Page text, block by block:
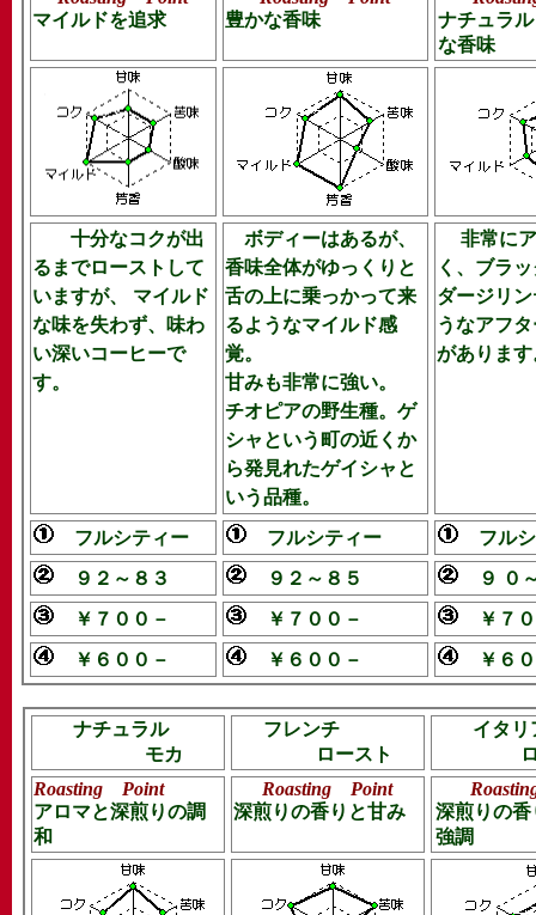
マイルドを追求
豊かな香味
ナチュラ
な香味
十分なコクが出
るまでローストして
いますが、 マイルド
な味を失わず、味わ
い深いコーヒーで
す。
ボディーはあるが、
香味全体がゆっくりと
舌の上に乗っかって来
るようなマイルド感
覚。
甘みも非常に強い。
チオピアの野生種。ゲ
シャという町の近くか
ら発見れたゲイシャと
いう品種。
非常にア
く、ブラ
ダージリ
うなアフ
があります
フルシティー フルシティー
フルシ
９２～８３
９２～８５
９ ０
￥７００－
￥７００－
￥７０
￥６００－
￥６００－ ￥６０
ナチュラル
モカ
フレンチ
ロースト
イタリ
Roasting Point
アロマと深煎りの調
和
Roasting Point
深煎りの香りと甘み
深煎りの
強調